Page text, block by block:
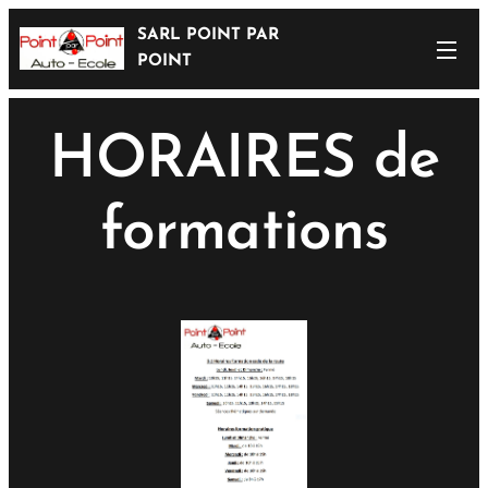
SARL POINT PAR
POINT
HORAIRES de
formations